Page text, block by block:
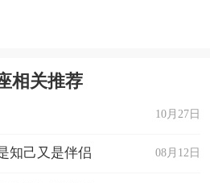
相关推荐
10月27日
08月12日
知己又是伴侣